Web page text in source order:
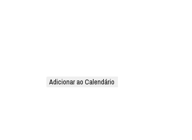
Adicionar ao Calendário